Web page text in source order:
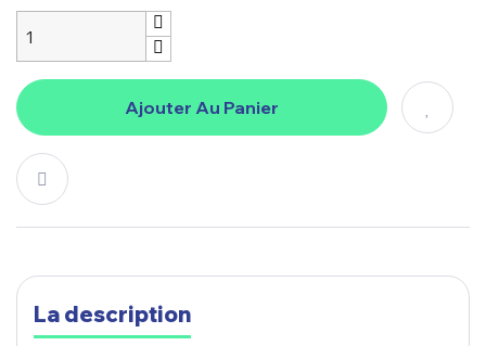
Ajouter Au Panier
La description